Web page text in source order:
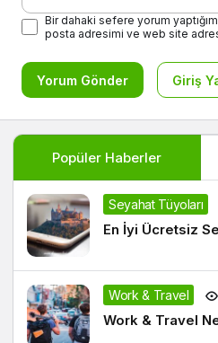
Bir dahaki sefere yorum
posta adresimi ve web site
Yorum Gönder Giriş
Popüler Haberler
Seyahat Tüyoları
En İyi Ücretsiz
Work & Travel
Work & Travel